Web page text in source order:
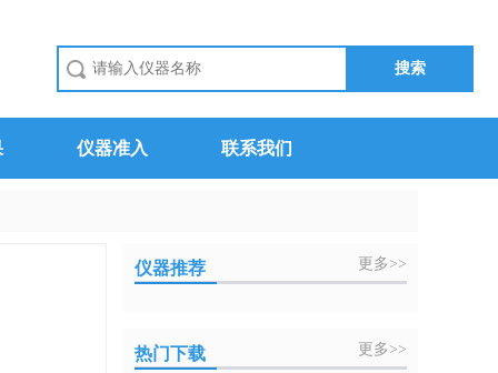
仪器准入 联系我们
仪器推荐 更多>>
热门下载 更多>>